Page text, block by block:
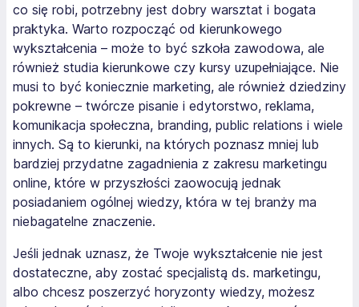
co się robi, potrzebny jest dobry warsztat i bogata
praktyka. Warto rozpocząć od kierunkowego
wykształcenia – może to być szkoła zawodowa, ale
również studia kierunkowe czy kursy uzupełniające. Nie
musi to być koniecznie marketing, ale również dziedziny
pokrewne – twórcze pisanie i edytorstwo, reklama,
komunikacja społeczna, branding, public relations i wiele
innych. Są to kierunki, na których poznasz mniej lub
bardziej przydatne zagadnienia z zakresu marketingu
online, które w przyszłości zaowocują jednak
posiadaniem ogólnej wiedzy, która w tej branży ma
niebagatelne znaczenie.
Jeśli jednak uznasz, że Twoje wykształcenie nie jest
dostateczne, aby zostać specjalistą ds. marketingu,
albo chcesz poszerzyć horyzonty wiedzy, możesz